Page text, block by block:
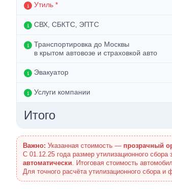
Утиль *
СВХ, СБКТС, ЭПТС
Транспортировка до Москвы
в крытом автовозе и страховкой авто
Эвакуатор
Услуги компании
Итого
Важно: Указанная стоимость — прозрачный
С 01.12.25 года размер утилизационного
автоматически. Итоговая стоимость
Для точного расчёта утилизационного сбора и